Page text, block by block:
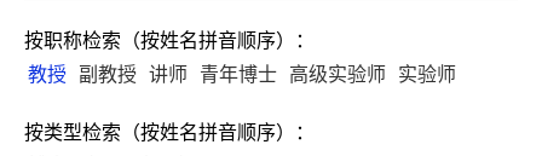
按职称检索（按姓名拼音顺序）：
教授
副教授 讲师 青年博士 高级实验师 实验师
按类型检索（按姓名拼音顺序）：